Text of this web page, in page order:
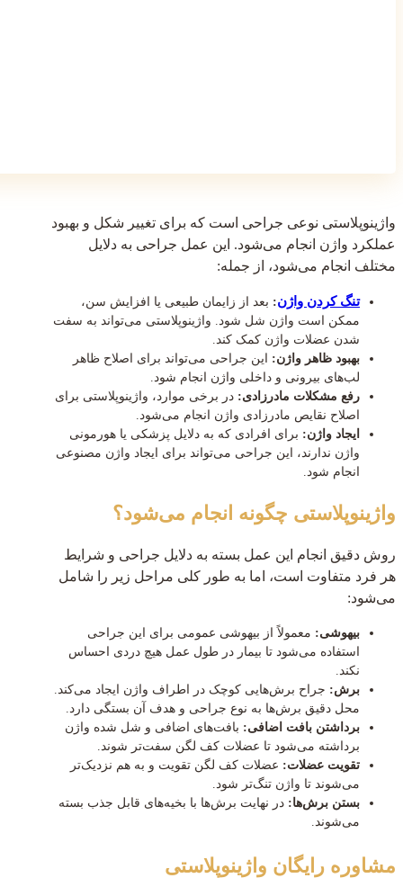
واژینوپلاستی نوعی جراحی است که برای تغییر شکل و بهبود
عملکرد واژن انجام می‌شود. این عمل جراحی به دلایل
مختلف انجام می‌شود، از جمله:
تنگ کردن واژن: بعد از زایمان طبیعی یا افزایش سن،
ممکن است واژن شل شود. واژینوپلاستی می‌تواند به سفت
شدن عضلات واژن کمک کند.
بهبود ظاهر واژن: این جراحی می‌تواند برای اصلاح ظاهر
لب‌های بیرونی و داخلی واژن انجام شود.
رفع مشکلات مادرزادی: در برخی موارد، واژینوپلاستی برای
اصلاح نقایص مادرزادی واژن انجام می‌شود.
ایجاد واژن: برای افرادی که به دلایل پزشکی یا هورمونی
واژن ندارند، این جراحی می‌تواند برای ایجاد واژن مصنوعی
انجام شود.
واژینوپلاستی چگونه انجام می‌شود؟
روش دقیق انجام این عمل بسته به دلایل جراحی و شرایط
هر فرد متفاوت است، اما به طور کلی مراحل زیر را شامل
می‌شود:
بیهوشی: معمولاً از بیهوشی عمومی برای این جراحی
استفاده می‌شود تا بیمار در طول عمل هیچ دردی احساس
نکند.
برش: جراح برش‌هایی کوچک در اطراف واژن ایجاد می‌کند.
محل دقیق برش‌ها به نوع جراحی و هدف آن بستگی دارد.
برداشتن بافت اضافی: بافت‌های اضافی و شل شده واژن
برداشته می‌شود تا عضلات کف لگن سفت‌تر شوند.
تقویت عضلات: عضلات کف لگن تقویت و به هم نزدیک‌تر
می‌شوند تا واژن تنگ‌تر شود.
بستن برش‌ها: در نهایت برش‌ها با بخیه‌های قابل جذب بسته
می‌شوند.
مشاوره رایگان واژینوپلاستی